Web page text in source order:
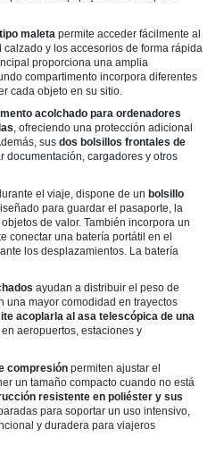
maleta permite acceder fácilmente al
y los accesorios de forma rápida
proporciona una amplia
compartimento incorpora diferentes
cada objeto en su sitio.
acolchado para ordenadores
, ofreciendo una protección adicional
sus dos bolsillos frontales de
documentación, cargadores y otros
el viaje, dispone de un bolsillo
para guardar el pasaporte, la
de valor. También incorpora un
conectar una batería portátil en el
los desplazamientos. La batería
ayudan a distribuir el peso de
una mayor comodidad en trayectos
acoplarla al asa telescópica de una
aeropuertos, estaciones y
compresión permiten ajustar el
un tamaño compacto cuando no está
resistente en poliéster y sus
para soportar un uso intensivo,
y duradera para viajeros